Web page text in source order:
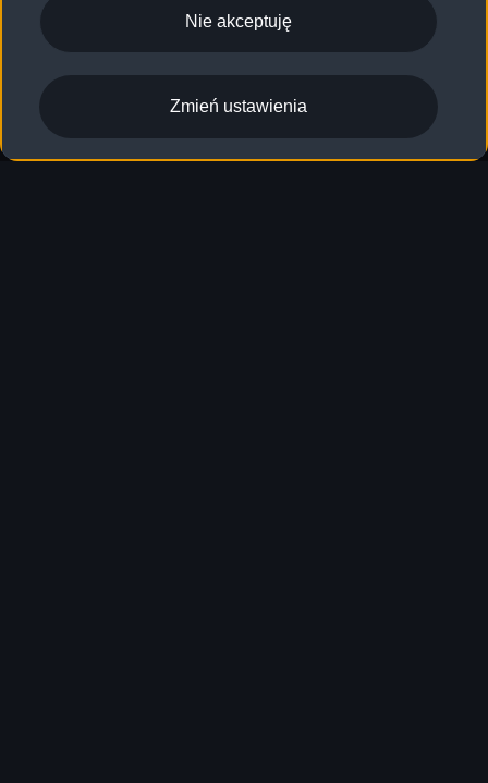
Nie akceptuję
Zmień ustawienia